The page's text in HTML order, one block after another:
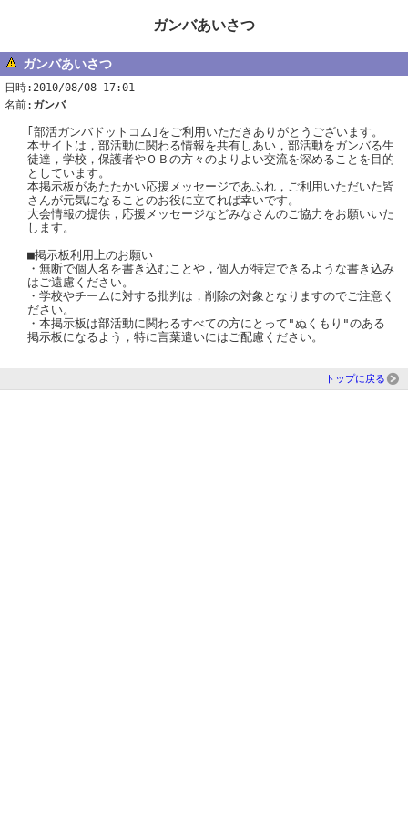
ガンバあいさつ
ガンバあいさつ
日時:2010/08/08 17:01
名前: ガンバ
｢部活ガンバドットコム｣をご利用いただきありがとうございます。
本サイトは，部活動に関わる情報を共有しあい，部活動をガンバる生
徒達，学校，保護者やＯＢの方々のよりよい交流を深めることを目的
としています。
本掲示板があたたかい応援メッセージであふれ，ご利用いただいた皆
さんが元気になることのお役に立てれば幸いです。
大会情報の提供，応援メッセージなどみなさんのご協力をお願いいた
します。
■掲示板利用上のお願い
・無断で個人名を書き込むことや，個人が特定できるような書き込み
はご遠慮ください。
・学校やチームに対する批判は，削除の対象となりますのでご注意く
ださい。
・本掲示板は部活動に関わるすべての方にとって"ぬくもり"のある
掲示板になるよう，特に言葉遣いにはご配慮ください。
トップに戻る